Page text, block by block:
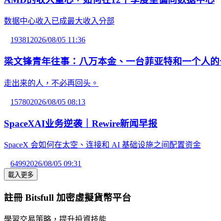
数据中心收入已成最大收入分部
193812026/08/05 11:36
梁文锋青年往事：八万本金、一台菲亚特和一个人
走出来的人，不必再回头。
157802026/08/05 08:13
SpaceXAI业务逆袭｜Rewire新闻早报
SpaceX 会如何在太空、连接和 AI 基础设施之间配置资金
64992026/08/05 09:31
載入更多
註冊 Bitsfull 加密虛擬貨幣平台
學習交易策略，提升投資技能